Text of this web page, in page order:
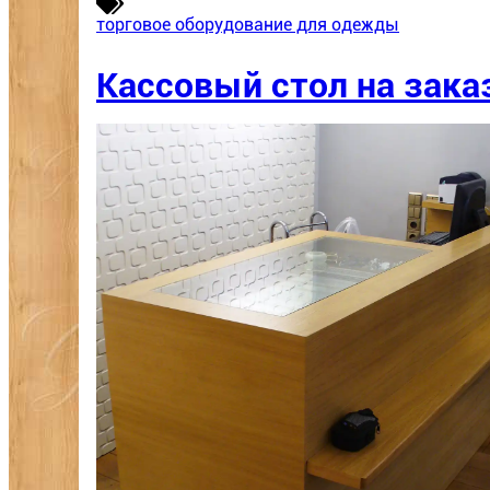
торговое оборудование для одежды
Кассовый стол на